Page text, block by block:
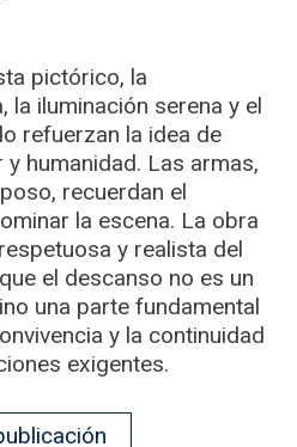
pictórico, la
la iluminación serena y el
refuerzan la idea de
humanidad. Las armas,
recuerdan el
la escena. La obra
y realista del
el descanso no es un
una parte fundamental
y la continuidad
exigentes.